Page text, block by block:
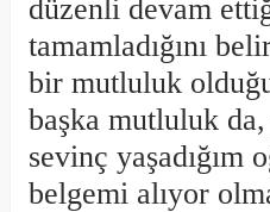
düzenli devam
tamamladığını
bir mutluluk
başka mutluluk
sevinç yaşadığım
belgemi alıyor